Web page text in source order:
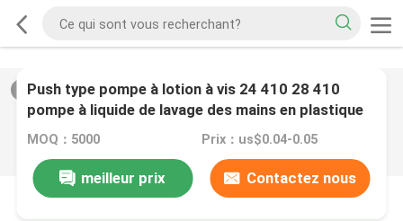
/0
Push type pompe à lotion à vis 24 410 28 410
pompe à liquide de lavage des mains en plastique
en PP
MOQ：5000 Prix：us$0.04-0.05
meilleur prix
Contactez nous
DESCRIPTION DE PRODUIT